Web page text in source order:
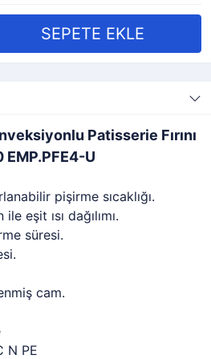
Patisserie Fırını
EMP.PFE4-U
pişirme sıcaklığı.
eşit ısı dağılımı.
süresi.
cam.
N PE